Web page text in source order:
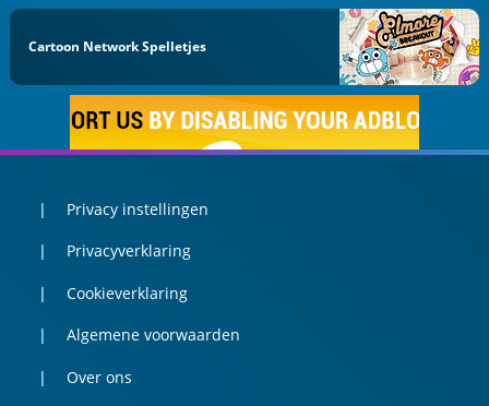
Cartoon Network Spelletjes
Privacy instellingen
Privacyverklaring
Cookieverklaring
Algemene voorwaarden
Over ons